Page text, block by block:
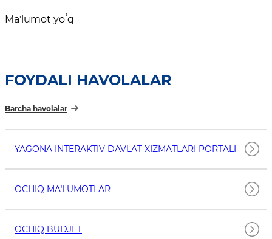
Maʼlumot yoʻq
FOYDALI HAVOLALAR
Barcha havolalar
YAGONA INTERAKTIV DAVLAT XIZMATLARI PORTALI
OCHIQ MAʼLUMOTLAR
OCHIQ BUDJET